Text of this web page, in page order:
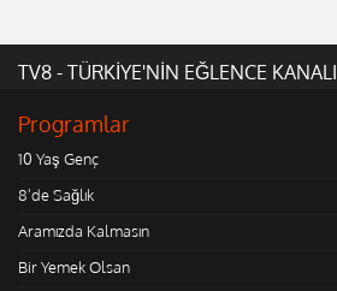
TV8 - TÜRKİYE'NİN EĞLENCE KANALI
Programlar
10 Yaş Genç
8'de Sağlık
Aramızda Kalmasın
Bir Yemek Olsan